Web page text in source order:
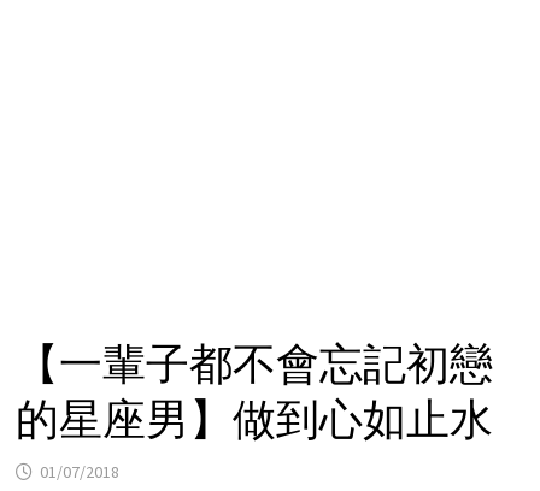
【一輩子都不會忘記初戀
的星座男】做到心如止水
01/07/2018